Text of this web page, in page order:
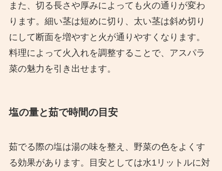
また、切る長さや厚みによっても火の通りが変わ
ります。細い茎は短めに切り、太い茎は斜め切り
にして断面を増やすと火が通りやすくなります。
料理によって火入れを調整することで、アスパラ
菜の魅力を引き出せます。
塩の量と茹で時間の目安
茹でる際の塩は湯の味を整え、野菜の色をよくす
る効果があります。目安としては水1リットルに対